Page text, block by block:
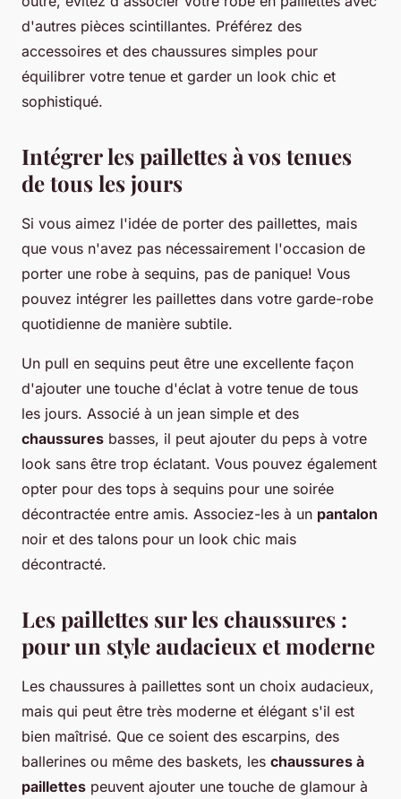
d'autres pièces scintillantes. Préférez des
accessoires et des chaussures simples pour
équilibrer votre tenue et garder un look chic et
sophistiqué.
Intégrer les paillettes à vos tenues
de tous les jours
Si vous aimez l'idée de porter des paillettes, mais
que vous n'avez pas nécessairement l'occasion de
porter une robe à sequins, pas de panique! Vous
pouvez intégrer les paillettes dans votre garde-robe
quotidienne de manière subtile.
Un pull en sequins peut être une excellente façon
d'ajouter une touche d'éclat à votre tenue de tous
les jours. Associé à un jean simple et des
chaussures basses, il peut ajouter du peps à votre
look sans être trop éclatant. Vous pouvez également
opter pour des tops à sequins pour une soirée
décontractée entre amis. Associez-les à un pantalon
noir et des talons pour un look chic mais
décontracté.
Les paillettes sur les chaussures :
pour un style audacieux et moderne
Les chaussures à paillettes sont un choix audacieux,
mais qui peut être très moderne et élégant s'il est
bien maîtrisé. Que ce soient des escarpins, des
ballerines ou même des baskets, les chaussures à
paillettes peuvent ajouter une touche de glamour à